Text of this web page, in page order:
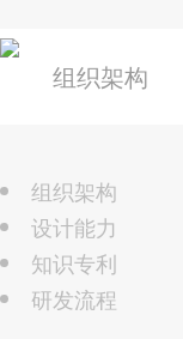
组织架构
组织架构
设计能力
知识专利
研发流程